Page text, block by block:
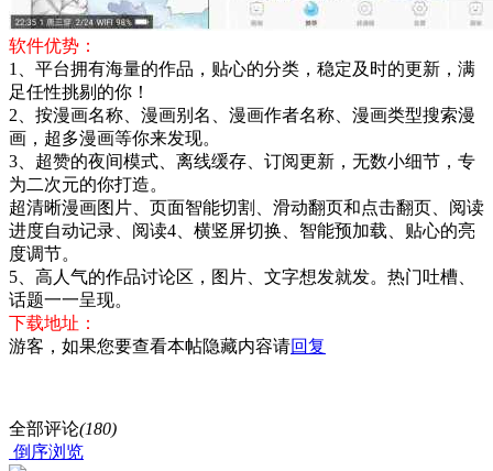
软件优势：
1、平台拥有海量的作品，贴心的分类，稳定及时的更新，满
足任性挑剔的你！
2、按漫画名称、漫画别名、漫画作者名称、漫画类型搜索漫
画，超多漫画等你来发现。
3、超赞的夜间模式、离线缓存、订阅更新，无数小细节，专
为二次元的你打造。
超清晰漫画图片、页面智能切割、滑动翻页和点击翻页、阅读
进度自动记录、阅读4、横竖屏切换、智能预加载、贴心的亮
度调节。
5、高人气的作品讨论区，图片、文字想发就发。热门吐槽、
话题一一呈现。
下载地址：
游客，如果您要查看本帖隐藏内容请回复
全部评论(180)
倒序浏览